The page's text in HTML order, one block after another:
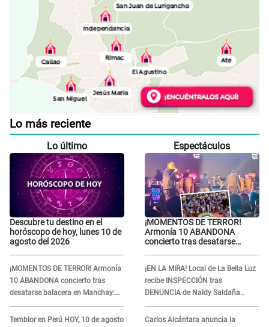
Lo más reciente
Lo último
Descubre tu destino en el
horóscopo de hoy, lunes 10 de
agosto del 2026
¡MOMENTOS DE TERROR! Armonía
10 ABANDONA concierto tras
desatarse balacera en Manchay:
Exponen impactantes imágenes
Temblor en Perú HOY, 10 de agosto
Espectáculos
¡MOMENTOS DE TERROR!
Armonía 10 ABANDONA
concierto tras desatarse
imágenes
¡EN LA MIRA! Local de La Bella Luz
recibe INSPECCIÓN tras
DENUNCIA de Naldy Saldaña
contra el exdirector César Sánchez
Carlos Alcántara anuncia la